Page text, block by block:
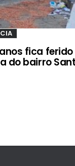
fica
do bairro